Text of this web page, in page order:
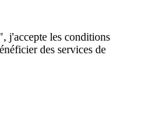
j'accepte les conditions
des services de